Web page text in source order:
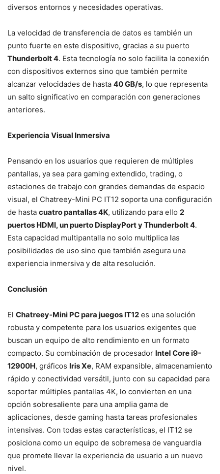
diversos entornos y necesidades operativas.
La velocidad de transferencia de datos es también un
punto fuerte en este dispositivo, gracias a su puerto
Thunderbolt 4. Esta tecnología no solo facilita la conexión
con dispositivos externos sino que también permite
alcanzar velocidades de hasta 40 GB/s, lo que representa
un salto significativo en comparación con generaciones
anteriores.
Experiencia Visual Inmersiva
Pensando en los usuarios que requieren de múltiples
pantallas, ya sea para gaming extendido, trading, o
estaciones de trabajo con grandes demandas de espacio
visual, el Chatreey-Mini PC IT12 soporta una configuración
de hasta cuatro pantallas 4K, utilizando para ello 2
puertos HDMI, un puerto DisplayPort y Thunderbolt 4.
Esta capacidad multipantalla no solo multiplica las
posibilidades de uso sino que también asegura una
experiencia inmersiva y de alta resolución.
Conclusión
El Chatreey-Mini PC para juegos IT12 es una solución
robusta y competente para los usuarios exigentes que
buscan un equipo de alto rendimiento en un formato
compacto. Su combinación de procesador Intel Core i9-
12900H, gráficos Iris Xe, RAM expansible, almacenamiento
rápido y conectividad versátil, junto con su capacidad para
soportar múltiples pantallas 4K, lo convierten en una
opción sobresaliente para una amplia gama de
aplicaciones, desde gaming hasta tareas profesionales
intensivas. Con todas estas características, el IT12 se
posiciona como un equipo de sobremesa de vanguardia
que promete llevar la experiencia de usuario a un nuevo
nivel.